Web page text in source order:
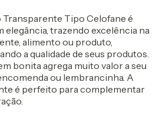
Transparente Tipo Celofane é
elegância, trazendo excelência na
alimento ou produto,
a qualidade de seus produtos.
bonita agrega muito valor a seu
ou lembrancinha. A
é perfeito para complementar